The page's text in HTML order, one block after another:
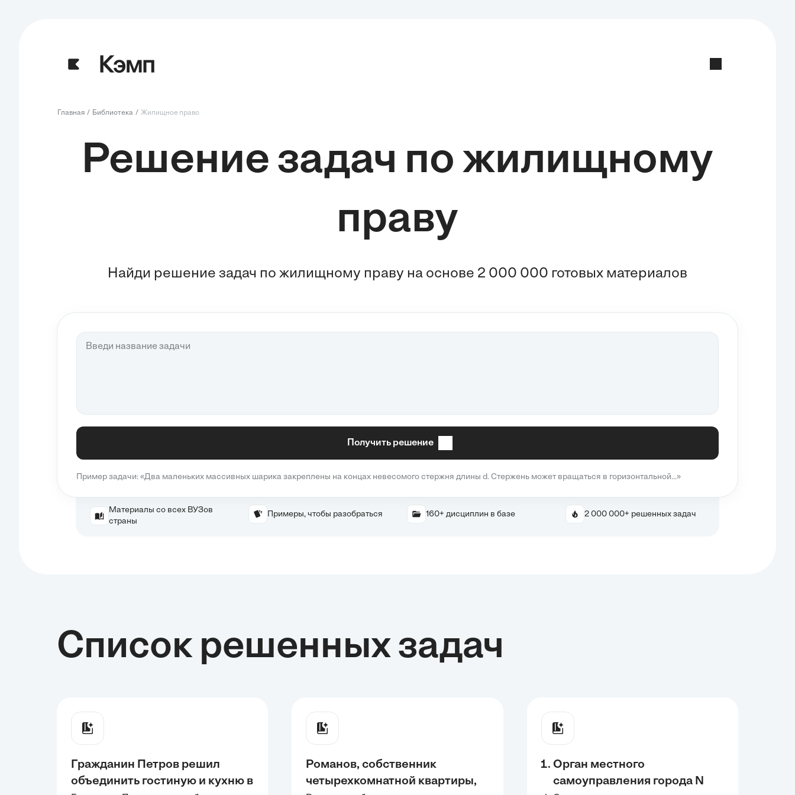
Главная Библиотека Жилищное право
Решение задач по жилищному
праву
Найди решение задач по жилищному праву на основе 2 000 000 готовых материалов
Получить решение
Пример задачи: «Два маленьких массивных шарика закреплены на концах невесомого стержня длины d. Стержень может вращаться в горизонтальной...»
Материалы со всех ВУЗов
страны
Примеры, чтобы разобраться 160+ дисциплин в базе 2 000 000+ решенных задач
Список решенных задач
Гражданин Петров решил
объединить гостиную и кухню в
Романов, собственник
четырехкомнатной квартиры,
Орган местного
самоуправления города N